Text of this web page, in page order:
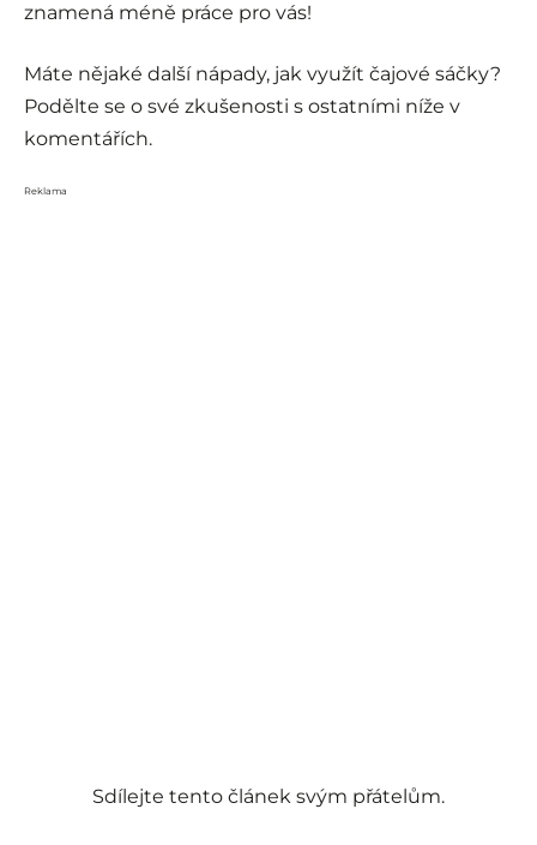
znamená méně práce pro vás!
Máte nějaké další nápady, jak využít čajové sáčky?
Podělte se o své zkušenosti s ostatními níže v
komentářích.
Reklama
Sdílejte tento článek svým přátelům.